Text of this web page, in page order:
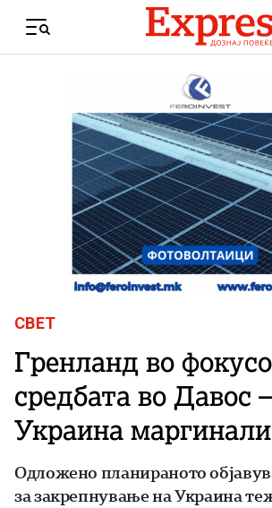
Menu
СВЕТ
Гренланд во
средбата во Давос –
Украина
Одложено планираното
за закрепнување на Украина